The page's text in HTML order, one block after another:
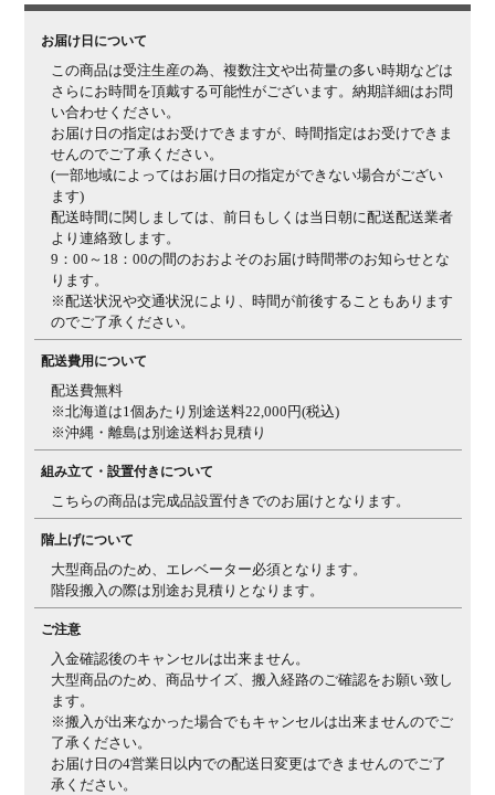
保証期間 3年
備考 1人掛け(ロング)タイプフルカバーリング仕様ドライク
リーニング可能
ご注意
天然木を使用しているため小さな傷や、1点ごとに木
目・節、色調など個体差があります。予めご了承くださ
い。
お届け日について
この商品は受注生産の為、複数注文や出荷量の多い時期などは
さらにお時間を頂戴する可能性がございます。納期詳細はお問
い合わせください。
お届け日の指定はお受けできますが、時間指定はお受けできま
せんのでご了承ください。
(一部地域によってはお届け日の指定ができない場合がござい
ます)
配送時間に関しましては、前日もしくは当日朝に配送配送業者
より連絡致します。
9：00～18：00の間のおおよそのお届け時間帯のお知らせとな
ります。
※配送状況や交通状況により、時間が前後することもあります
のでご了承ください。
配送費用について
配送費無料
※北海道は1個あたり別途送料22,000円(税込)
※沖縄・離島は別途送料お見積り
組み立て・設置付きについて
こちらの商品は完成品設置付きでのお届けとなります。
階上げについて
大型商品のため、エレベーター必須となります。
階段搬入の際は別途お見積りとなります。
ご注意
入金確認後のキャンセルは出来ません。
大型商品のため、商品サイズ、搬入経路のご確認をお願い致し
ます。
※搬入が出来なかった場合でもキャンセルは出来ませんのでご
了承ください。
お届け日の4営業日以内での配送日変更はできませんのでご了
承ください。